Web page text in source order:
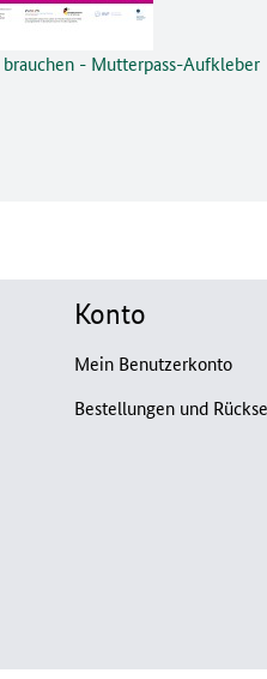
brauchen - Mutterpass-Aufkleber
Konto
Mein Benutzerkonto
Bestellungen und